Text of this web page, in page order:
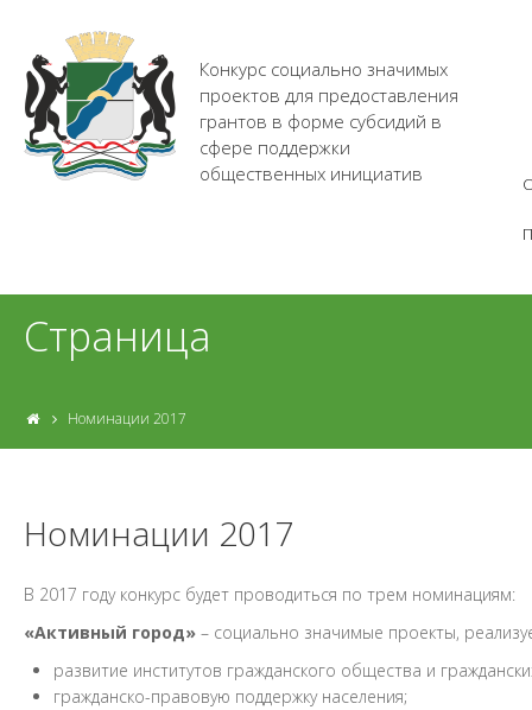
Конкурс социально значимых
проектов для предоставления
грантов в форме субсидий в
сфере поддержки
общественных инициатив
Страница
Номинации 2017
Номинации 2017
В 2017 году конкурс будет проводиться по трем номинациям:
«Активный город» – социально значимые проекты,
развитие институтов гражданского общества и
гражданско-правовую поддержку населения;